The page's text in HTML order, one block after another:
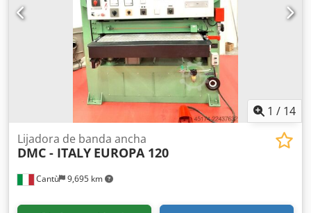
1 / 14
Cantù 9,695 km
Lijadora de banda ancha
DMC - ITALY EUROPA 120